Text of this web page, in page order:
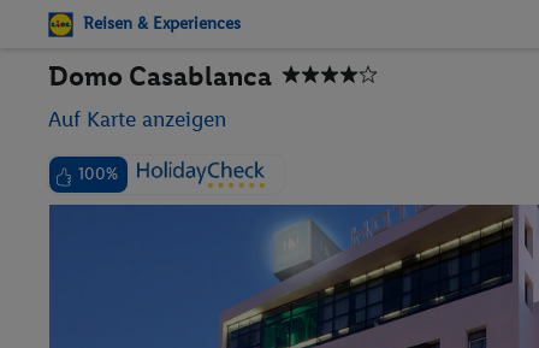
Reisen & Experiences
Domo Casablanca
Auf Karte anzeigen
100%